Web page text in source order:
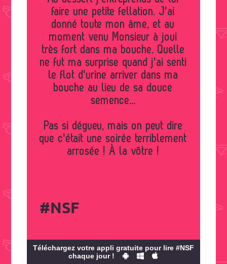
faire une petite fellation. J'ai
donné toute mon âme, et au
moment venu Monsieur à joui
très fort dans ma bouche. Quelle
ne fut ma surprise quand j'ai senti
le flot d'urine arriver dans ma
bouche au lieu de sa douce
semence...
Pas si dégueu, mais on peut dire
que c'était une soirée terriblement
arrosée ! À la vôtre !
#NSF
Téléchargez votre appli gratuite pour lire #NSF
chaque jour !